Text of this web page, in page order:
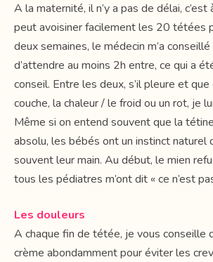
A la maternité, il n’y a pas de délai, c’est
peut avoisiner facilement les 20 tétées
deux semaines, le médecin m’a conseillé
d’attendre au moins 2h entre, ce qui a
conseil. Entre les deux, s’il pleure et que
couche, la chaleur / le froid ou un rot, je
Même si on entend souvent que la
absolu, les bébés ont un instinct
souvent leur main. Au début, le mien
tous les pédiatres m’ont dit « ce n’est
Les douleurs
A chaque fin de tétée, je vous conseille
crème abondamment pour éviter les